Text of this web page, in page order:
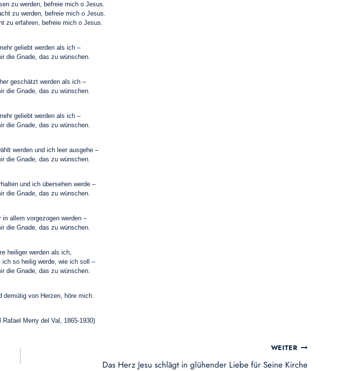
zu werden, befreie mich o Jesus.
zu werden, befreie mich o Jesus.
zu erfahren, befreie mich o Jesus.
geliebt werden als ich –
die Gnade, das zu wünschen.
geschätzt werden als ich –
die Gnade, das zu wünschen.
geliebt werden als ich –
die Gnade, das zu wünschen.
werden und ich leer ausgehe –
die Gnade, das zu wünschen.
und ich übersehen werde –
die Gnade, das zu wünschen.
in allem vorgezogen werden –
die Gnade, das zu wünschen.
heiliger werden als ich,
so heilig werde, wie ich soll –
die Gnade, das zu wünschen.
demütig von Herzen, höre mich.
Rafael Merry del Val, 1865-1930)
WEITER
Das Herz Jesu schlägt in glühender Liebe für Seine Kirche